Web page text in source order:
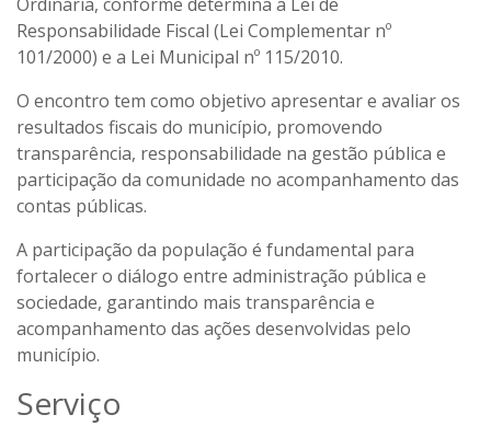
Responsabilidade Fiscal (Lei Complementar nº
101/2000) e a Lei Municipal nº 115/2010.
O encontro tem como objetivo apresentar e avaliar os
resultados fiscais do município, promovendo
transparência, responsabilidade na gestão pública e
participação da comunidade no acompanhamento das
contas públicas.
A participação da população é fundamental para
fortalecer o diálogo entre administração pública e
sociedade, garantindo mais transparência e
acompanhamento das ações desenvolvidas pelo
município.
Serviço